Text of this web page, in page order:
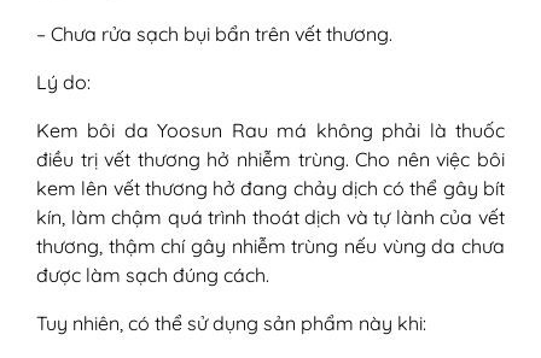
– Chưa rửa sạch bụi bẩn trên vết thương.
Lý do:
Kem bôi da Yoosun Rau má không phải là thuốc
điều trị vết thương hở nhiễm trùng. Cho nên việc bôi
kem lên vết thương hở đang chảy dịch có thể gây bít
kín, làm chậm quá trình thoát dịch và tự lành của vết
thương, thậm chí gây nhiễm trùng nếu vùng da chưa
được làm sạch đúng cách.
Tuy nhiên, có thể sử dụng sản phẩm này khi: